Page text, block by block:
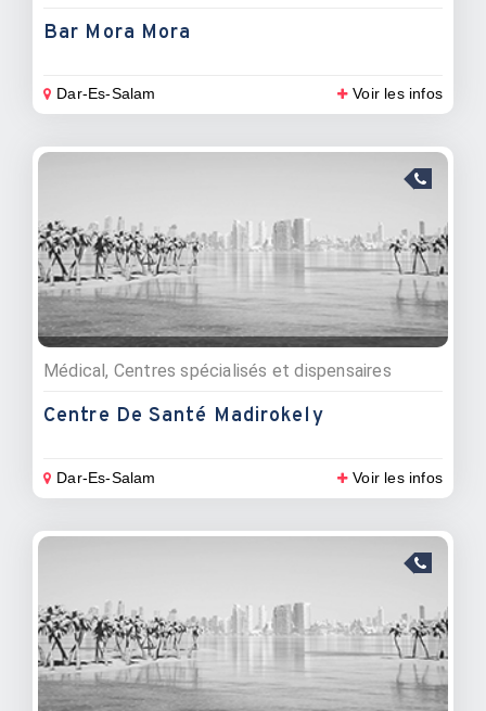
Bar Mora Mora
Dar-Es-Salam Voir les infos
Médical, Centres spécialisés et dispensaires
Centre De Santé Madirokely
Dar-Es-Salam Voir les infos